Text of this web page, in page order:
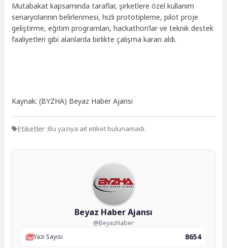
Mutabakat kapsamında taraflar, şirketlere özel kullanım
senaryolarının belirlenmesi, hızlı prototipleme, pilot proje
geliştirme, eğitim programları, hackathon’lar ve teknik destek
faaliyetleri gibi alanlarda birlikte çalışma kararı aldı.
Kaynak: (BYZHA) Beyaz Haber Ajansı
Etiketler :Bu yazıya ait etiket bulunamadı.
Beyaz Haber Ajansı
@BeyazHaber
Yazı Sayısı
8654